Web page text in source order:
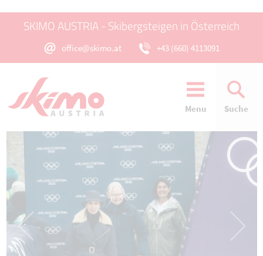
SKIMO AUSTRIA - Skibergsteigen in Österreich
office@skimo.at +43 (660) 4113091
Menu Suche